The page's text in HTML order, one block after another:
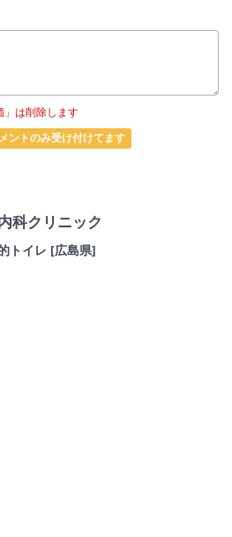
」は削除します
ントのみ受け付けてます
科クリニック
トイレ [広島県]